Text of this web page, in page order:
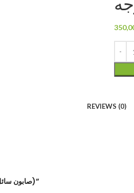
REVIEWS (0)
Be the first to review “Savon liquide pour visage (صابون سائل للوجه)”